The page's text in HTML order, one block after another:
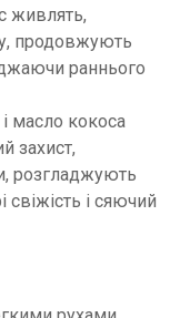
живлять,
продовжують
раннього
масло кокоса
захист,
розгладжують
і сяючий